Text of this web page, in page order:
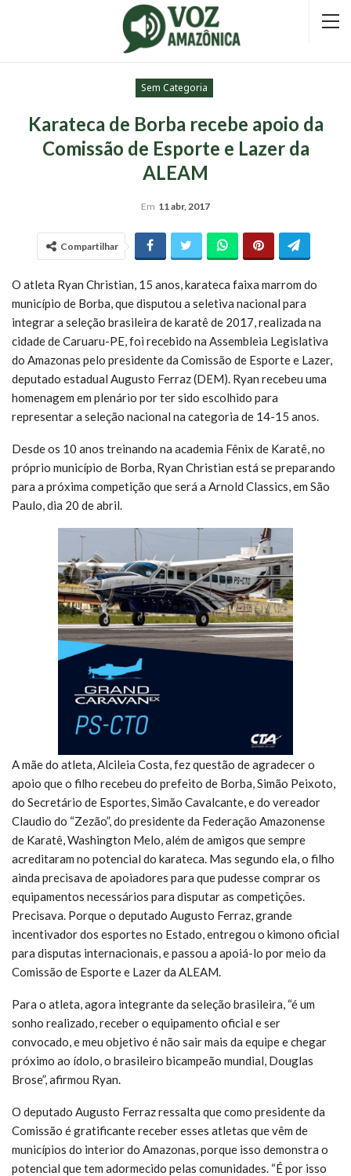
Sem Categoria
Karateca de Borba recebe apoio da
Comissão de Esporte e Lazer da
ALEAM
Em 11 abr, 2017
Compartilhar
O atleta Ryan Christian, 15 anos, karateca faixa marrom do
município de Borba, que disputou a seletiva nacional para
integrar a seleção brasileira de karatê de 2017, realizada na
cidade de Caruaru-PE, foi recebido na Assembleia Legislativa
do Amazonas pelo presidente da Comissão de Esporte e Lazer,
deputado estadual Augusto Ferraz (DEM). Ryan recebeu uma
homenagem em plenário por ter sido escolhido para
representar a seleção nacional na categoria de 14-15 anos.
Desde os 10 anos treinando na academia Fênix de Karatê, no
próprio município de Borba, Ryan Christian está se preparando
para a próxima competição que será a Arnold Classics, em São
Paulo, dia 20 de abril.
A mãe do atleta, Alcileia Costa, fez questão de agradecer o
apoio que o filho recebeu do prefeito de Borba, Simão Peixoto,
do Secretário de Esportes, Simão Cavalcante, e do vereador
Claudio do “Zezão”, do presidente da Federação Amazonense
de Karatê, Washington Melo, além de amigos que sempre
acreditaram no potencial do karateca. Mas segundo ela, o filho
ainda precisava de apoiadores para que pudesse comprar os
equipamentos necessários para disputar as competições.
Precisava. Porque o deputado Augusto Ferraz, grande
incentivador dos esportes no Estado, entregou o kimono oficial
para disputas internacionais, e passou a apoiá-lo por meio da
Comissão de Esporte e Lazer da ALEAM.
Para o atleta, agora integrante da seleção brasileira, “é um
sonho realizado, receber o equipamento oficial e ser
convocado, e meu objetivo é não sair mais da equipe e chegar
próximo ao ídolo, o brasileiro bicampeão mundial, Douglas
Brose”, afirmou Ryan.
O deputado Augusto Ferraz ressalta que como presidente da
Comissão é gratificante receber esses atletas que vêm de
municípios do interior do Amazonas, porque isso demonstra o
potencial que tem adormecido pelas comunidades. “É por isso